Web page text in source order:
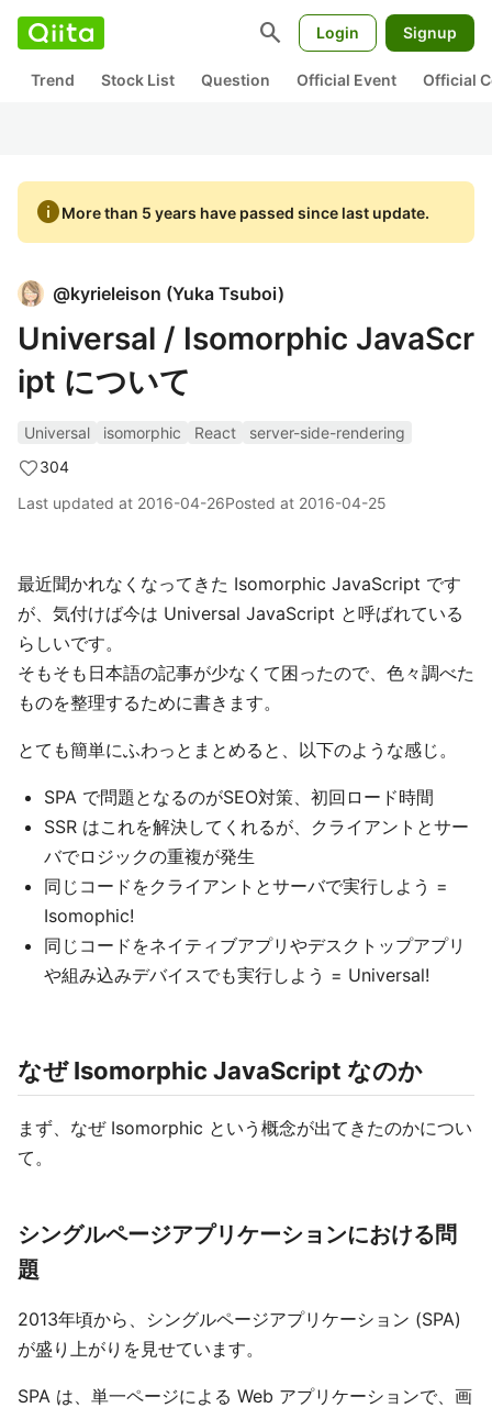
search Login Signup
Trend Stock List Question Official Event Official
infoMore than 5 years have passed since last update.
@kyrieleison (Yuka Tsuboi)
Universal / Isomorphic JavaScr
ipt について
Universal isomorphic React
server-side-rendering
304
Last updated at 2016-04-26Posted at 2016-04-25
最近聞かれなくなってきた Isomorphic JavaScript です
が、気付けば今は Universal JavaScript と呼ばれている
らしいです。
そもそも日本語の記事が少なくて困ったので、色々調べた
ものを整理するために書きます。
とても簡単にふわっとまとめると、以下のような感じ。
SPA で問題となるのがSEO対策、初回ロード時間
SSR はこれを解決してくれるが、クライアントとサー
バでロジックの重複が発生
同じコードをクライアントとサーバで実行しよう =
Isomophic!
同じコードをネイティブアプリやデスクトップアプリ
や組み込みデバイスでも実行しよう = Universal!
なぜ Isomorphic JavaScript なのか
まず、なぜ Isomorphic という概念が出てきたのかについ
て。
シングルページアプリケーションにおける問
題
2013年頃から、シングルページアプリケーション (SPA)
が盛り上がりを見せています。
SPA は、単一ページによる Web アプリケーションで、画